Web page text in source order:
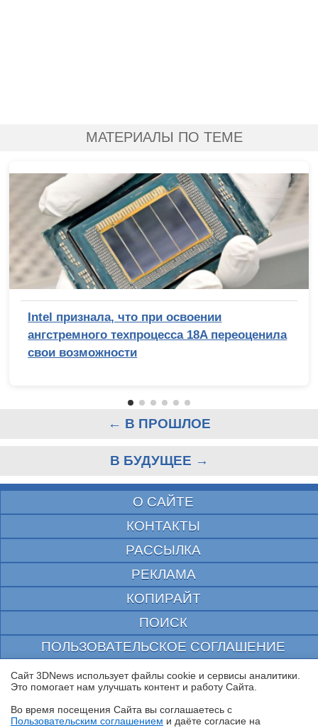
МАТЕРИАЛЫ ПО ТЕМЕ
Intel признала, что при освоении
ангстремного техпроцесса 18A переоценила
свои возможности
← В ПРОШЛОЕ
В БУДУЩЕЕ →
О САЙТЕ
КОНТАКТЫ
РАССЫЛКА
РЕКЛАМА
КОПИРАЙТ
ПОИСК
ПОЛЬЗОВАТЕЛЬСКОЕ СОГЛАШЕНИЕ
ЗАЩИЩЕНО CURATOR
© 1997—2026 Электронное периодическое издание "3ДНьюс" | Свидетельство о
выдано Федеральной Службой по надзору за соблюдением законодательства в сфере
массовых коммуникаций и охране культурного наследия
Сайт 3DNews использует файлы cookie и сервисы аналитики.
Это помогает нам улучшать контент и работу Cайта.
Во время посещения Cайта вы соглашаетесь с
Пользовательским соглашением и даёте согласие на